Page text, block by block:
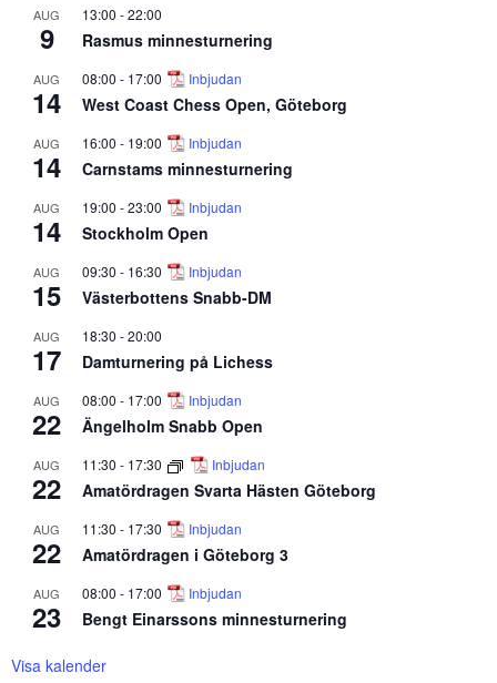
AUG
9
13:00 -22:00
Rasmus minnesturnering
AUG
14
08:00 - 17:00 Inbjudan
West Coast Chess Open, Göteborg
AUG
14
16:00 - 19:00 Inbjudan
Carnstams minnesturnering
AUG
14
19:00 -23:00 Inbjudan
Stockholm Open
AUG
15
09:30 - 16:30 Inbjudan
Västerbottens Snabb-DM
AUG
17
18:30 -20:00
Damturnering på Lichess
AUG
22
08:00 - 17:00 Inbjudan
Ängelholm Snabb Open
AUG
22
11:30 - 17:30 Inbjudan
Amatördragen Svarta Hästen Göteborg
AUG
22
11:30 - 17:30 Inbjudan
Amatördragen i Göteborg 3
AUG
23
08:00 - 17:00 Inbjudan
Bengt Einarssons minnesturnering
Visa kalender